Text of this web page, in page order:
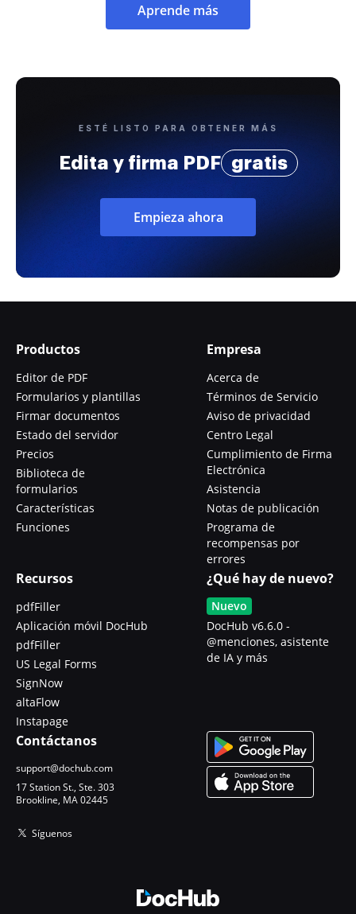
Aprende más
ESTÉ LISTO PARA OBTENER MÁS
Edita y firma PDF gratis
Empieza ahora
Productos
Editor de PDF
Formularios y plantillas
Firmar documentos
Estado del servidor
Precios
Biblioteca de
formularios
Características
Funciones
Empresa
Acerca de
Términos de Servicio
Aviso de privacidad
Centro Legal
Cumplimiento de Firma
Electrónica
Asistencia
Notas de publicación
Programa de
recompensas por
errores
Recursos
pdfFiller
Aplicación móvil DocHub
pdfFiller
US Legal Forms
SignNow
altaFlow
Instapage
¿Qué hay de nuevo?
Nuevo
DocHub v6.6.0 -
@menciones, asistente
de IA y más
Contáctanos
support@dochub.com
17 Station St., Ste. 303
Brookline, MA 02445
Síguenos